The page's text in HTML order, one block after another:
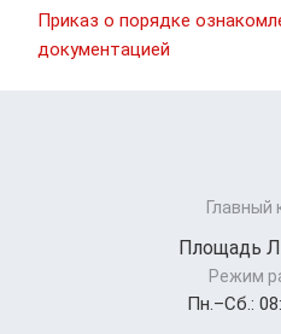
Приказ о порядке
документацией
Главный
Площадь
Режим
Пн.–Cб.: